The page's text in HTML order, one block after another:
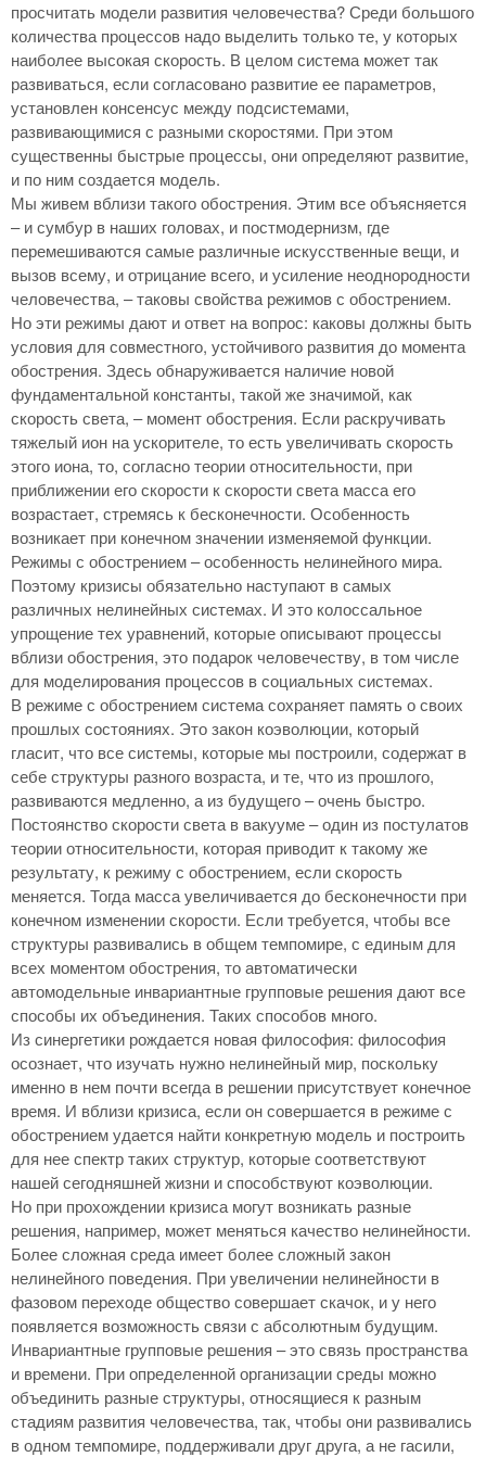
просчитать модели развития человечества? Среди большого
количества процессов надо выделить только те, у которых
наиболее высокая скорость. В целом система может так
развиваться, если согласовано развитие ее параметров,
установлен консенсус между подсистемами,
развивающимися с разными скоростями. При этом
существенны быстрые процессы, они определяют развитие,
и по ним создается модель.
Мы живем вблизи такого обострения. Этим все объясняется
– и сумбур в наших головах, и постмодернизм, где
перемешиваются самые различные искусственные вещи, и
вызов всему, и отрицание всего, и усиление неоднородности
человечества, – таковы свойства режимов с обострением.
Но эти режимы дают и ответ на вопрос: каковы должны быть
условия для совместного, устойчивого развития до момента
обострения. Здесь обнаруживается наличие новой
фундаментальной константы, такой же значимой, как
скорость света, – момент обострения. Если раскручивать
тяжелый ион на ускорителе, то есть увеличивать скорость
этого иона, то, согласно теории относительности, при
приближении его скорости к скорости света масса его
возрастает, стремясь к бесконечности. Особенность
возникает при конечном значении изменяемой функции.
Режимы с обострением – особенность нелинейного мира.
Поэтому кризисы обязательно наступают в самых
различных нелинейных системах. И это колоссальное
упрощение тех уравнений, которые описывают процессы
вблизи обострения, это подарок человечеству, в том числе
для моделирования процессов в социальных системах.
В режиме с обострением система сохраняет память о своих
прошлых состояниях. Это закон коэволюции, который
гласит, что все системы, которые мы построили, содержат в
себе структуры разного возраста, и те, что из прошлого,
развиваются медленно, а из будущего – очень быстро.
Постоянство скорости света в вакууме – один из постулатов
теории относительности, которая приводит к такому же
результату, к режиму с обострением, если скорость
меняется. Тогда масса увеличивается до бесконечности при
конечном изменении скорости. Если требуется, чтобы все
структуры развивались в общем темпомире, с единым для
всех моментом обострения, то автоматически
автомодельные инвариантные групповые решения дают все
способы их объединения. Таких способов много.
Из синергетики рождается новая философия: философия
осознает, что изучать нужно нелинейный мир, поскольку
именно в нем почти всегда в решении присутствует конечное
время. И вблизи кризиса, если он совершается в режиме с
обострением удается найти конкретную модель и построить
для нее спектр таких структур, которые соответствуют
нашей сегодняшней жизни и способствуют коэволюции.
Но при прохождении кризиса могут возникать разные
решения, например, может меняться качество нелинейности.
Более сложная среда имеет более сложный закон
нелинейного поведения. При увеличении нелинейности в
фазовом переходе общество совершает скачок, и у него
появляется возможность связи с абсолютным будущим.
Инвариантные групповые решения – это связь пространства
и времени. При определенной организации среды можно
объединить разные структуры, относящиеся к разным
стадиям развития человечества, так, чтобы они развивались
в одном темпомире, поддерживали друг друга, а не гасили,